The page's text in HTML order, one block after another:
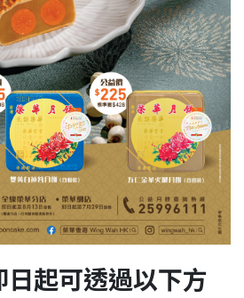
日起可透過以下方